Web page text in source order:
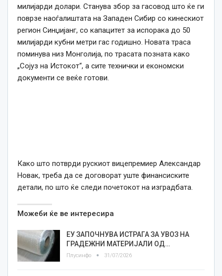
милијарди долари. Станува збор за гасовод што ќе ги
поврзе наоѓалиштата на Западен Сибир со кинескиот
регион Синџијанг, со капацитет за испорака до 50
милијарди кубни метри гас годишно. Новата траса
поминува низ Монголија, по трасата позната како
„Сојуз на Истокот“, а сите технички и економски
документи се веќе готови.
Како што потврди рускиот вицепремиер Александар
Новак, треба да се договорат уште финансиските
детали, по што ќе следи почетокот на изградбата.
Можеби ќе ве интересира
ЕУ ЗАПОЧНУВА ИСТРАГА ЗА УВОЗ НА
ГРАДЕЖНИ МАТЕРИЈАЛИ ОД…
Плусинфо 31/07/2026